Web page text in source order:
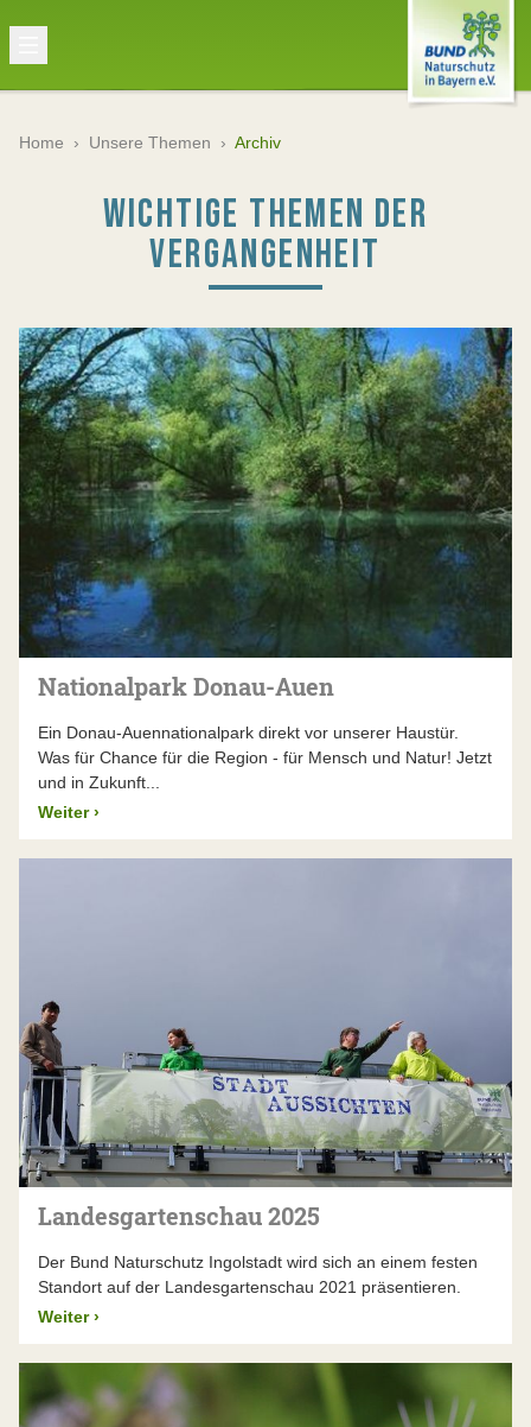
Home › Unsere Themen › Archiv
WICHTIGE THEMEN DER
VERGANGENHEIT
Nationalpark Donau-Auen
Ein Donau-Auennationalpark direkt vor unserer Haustür.
Was für Chance für die Region - für Mensch und Natur! Jetzt
und in Zukunft...
Weiter ›
Landesgartenschau 2025
Der Bund Naturschutz Ingolstadt wird sich an einem festen
Standort auf der Landesgartenschau 2021 präsentieren.
Weiter ›